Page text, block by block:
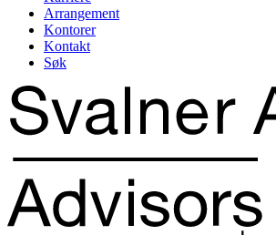
Arrangement
Kontorer
Kontakt
Søk